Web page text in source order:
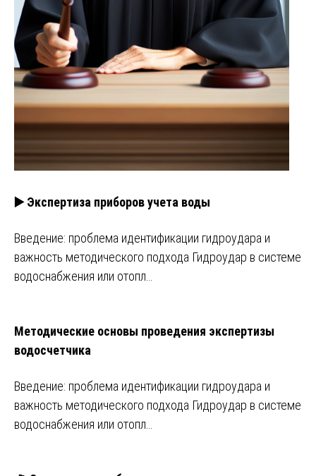
▶️ Экспертиза приборов учета воды
Введение: проблема идентификации гидроудара и
важность методического подхода Гидроудар в системе
водоснабжения или отопл…
Методические основы проведения экспертизы
водосчетчика
Введение: проблема идентификации гидроудара и
важность методического подхода Гидроудар в системе
водоснабжения или отопл…